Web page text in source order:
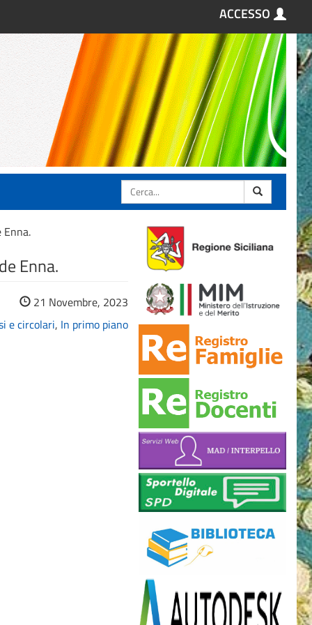
ACCESSO
Cerca
Enna.
21 Novembre, 2023
e circolari, In primo piano